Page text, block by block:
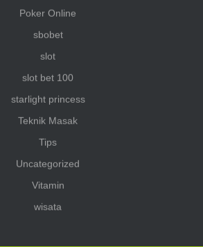
Poker Online
sbobet
slot
slot bet 100
starlight princess
Teknik Masak
Tips
Uncategorized
Vitamin
wisata